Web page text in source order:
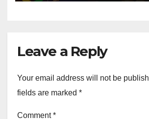
Leave a Reply
Your email address will not be
fields are marked *
Comment*